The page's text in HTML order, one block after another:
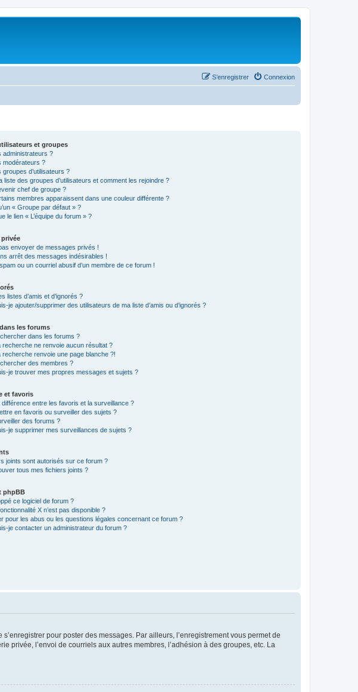
Connexion
S’enregistrer
et groupes
administrateurs ?
modérateurs ?
groupes d’utilisateurs ?
liste des groupes d’utilisateurs et comment les rejoindre ?
chef de groupe ?
membres apparaissent dans une couleur différente ?
« Groupe par défaut » ?
le lien « L’équipe du forum » ?
privée
envoyer de messages privés !
arrêt des messages indésirables !
ou un courriel abusif d’un membre de ce forum !
listes d’amis et d’ignorés ?
je ajouter/supprimer des utilisateurs de ma liste d’amis ou d’ignorés ?
les forums
dans les forums ?
recherche ne renvoie aucun résultat ?
recherche renvoie une page blanche ?!
des membres ?
je trouver mes propres messages et sujets ?
et favoris
différence entre les favoris et la surveillance ?
en favoris ou surveiller des sujets ?
des forums ?
je supprimer mes surveillances de sujets ?
joints sont autorisés sur ce forum ?
tous mes fichiers joints ?
phpBB
ce logiciel de forum ?
X n’est pas disponible ?
pour les abus ou les questions légales concernant ce forum ?
je contacter un administrateur du forum ?
pour poster des messages. Par ailleurs, l’enregistrement vous permet de
l’envoi de courriels aux autres membres, l’adhésion à des groupes, etc. La